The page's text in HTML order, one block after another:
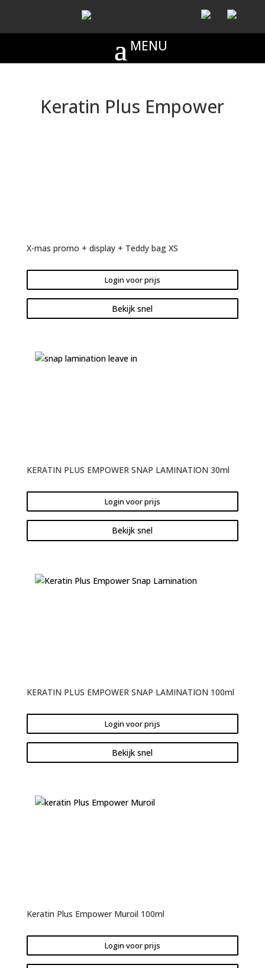
Keratin Plus Empower
X-mas promo + display + Teddy bag XS
Login voor prijs
Bekijk snel
KERATIN PLUS EMPOWER SNAP LAMINATION 30ml
Login voor prijs
Bekijk snel
KERATIN PLUS EMPOWER SNAP LAMINATION 100ml
Login voor prijs
Bekijk snel
Keratin Plus Empower Muroil 100ml
Login voor prijs